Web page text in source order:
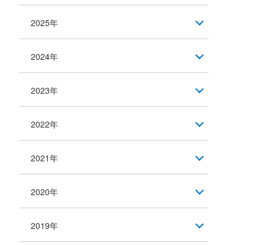
2025年
2024年
2023年
2022年
2021年
2020年
2019年